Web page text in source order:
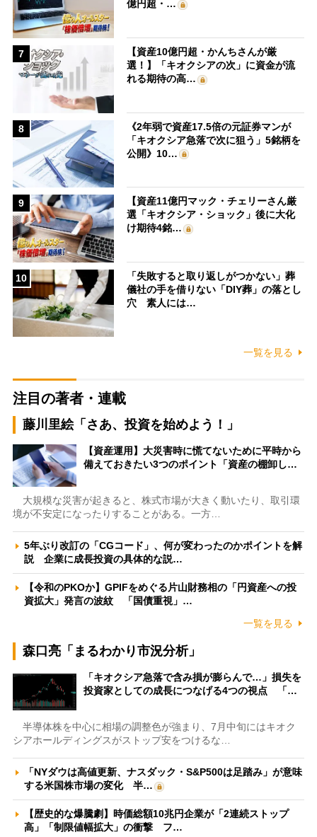
億円超・…
7
【資産10億円超・かんちさんが厳
選！】「キオクシアの次」に資金が流
れる期待の高…
8
《2年弱で資産17.5倍の元証券マンが
「キオクシア急落で次に狙う」5銘柄を
公開》10…
9
【資産11億円マック・チェリーさん厳
選「キオクシア・ショック」後に大化
け期待4銘…
10
「失敗すると取り返しがつかない」葬
儀社の手を借りない「DIY葬」の落とし
穴 素人には…
一覧を見る
注目の著者・連載
藤川里絵「さあ、投資を始めよう！」
【資産運用】大災害時に慌てないために平時から
備えておきたい3つのポイント「資産の棚卸し…
大規模な災害が起きると、株式市場が大きく動いたり、取引環
境が不安定になったりすることがある。一方…
5年ぶり改訂の「CGコード」、何が変わったのかポイントを解
説 企業に成長投資の具体的な説…
【令和のPKOか】GPIFをめぐる片山財務相の「円資産への投
資拡大」発言の波紋 「国債重視」…
一覧を見る
森口亮「まるわかり市況分析」
「キオクシア急落で含み損が膨らんで…」損失を
投資家としての成長につなげる4つの視点 「…
半導体株を中心に相場の調整色が強まり、7月中旬にはキオク
シアホールディングスがストップ安をつけるな…
「NYダウは高値更新、ナスダック・S&P500は足踏み」が意味
する米国株市場の変化 半…
【歴史的な爆騰劇】時価総額10兆円企業が「2連続ストップ
高」「制限値幅拡大」の衝撃 フ…